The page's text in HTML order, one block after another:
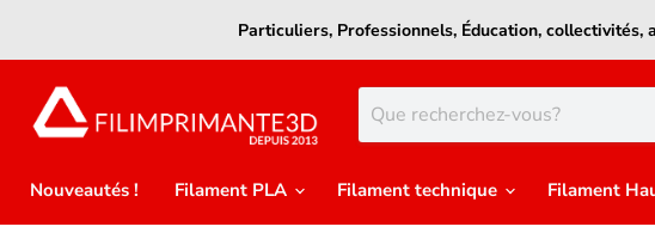
Particuliers, Professionnels, Éducation,
Nouveautés ! Filament PLA Filament technique Filament